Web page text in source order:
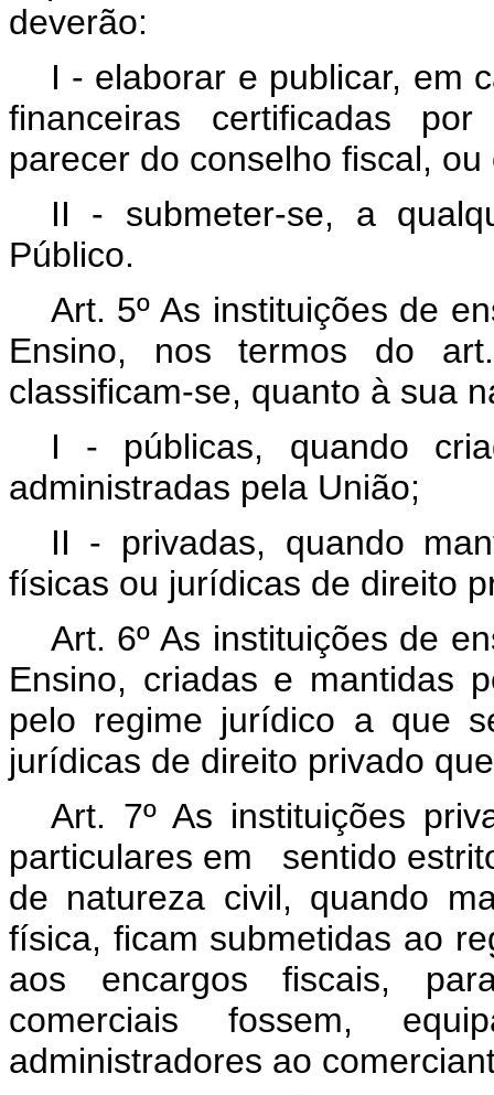
deverão:
I - elaborar e publicar, em
financeiras certificadas
parecer do conselho fiscal,
II - submeter-se, a
Público.
Art. 5º As instituições de
Ensino, nos termos do
classificam-se, quanto à sua
I - públicas, quando
administradas pela União;
II - privadas, quando
físicas ou jurídicas de direito
Art. 6º As instituições de
Ensino, criadas e mantidas
pelo regime jurídico a que
jurídicas de direito privado
Art. 7º As instituições
particulares em sentido
de natureza civil, quando
física, ficam submetidas ao
aos encargos fiscais,
comerciais fossem,
administradores ao